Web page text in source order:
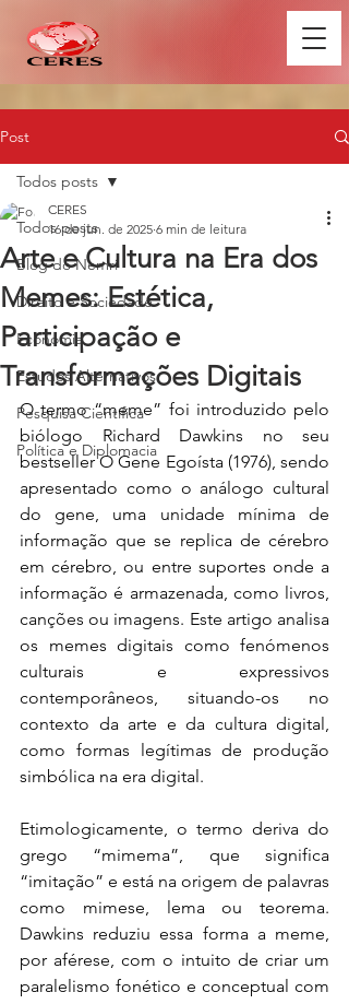
Post
Todos posts
Blog do Nemri
Direito e Sociedade
Economia
Estudos Alternativos
Pesquisa Científica
Política e Diplomacia
Todos posts
Arte e Cultura na Era dos
Memes: Estética,
Participação e
Transformações Digitais
CERES
16 de jun. de 2025 6 min de leitura
O termo “meme” foi introduzido pelo
biólogo Richard Dawkins no seu
bestseller O Gene Egoísta (1976), sendo
apresentado como o análogo cultural
do gene, uma unidade mínima de
informação que se replica de cérebro
em cérebro, ou entre suportes onde a
informação é armazenada, como livros,
canções ou imagens. Este artigo analisa
os memes digitais como fenómenos
culturais e expressivos
contemporâneos, situando-os no
contexto da arte e da cultura digital,
como formas legítimas de produção
simbólica na era digital.
Etimologicamente, o termo deriva do
grego “mimema”, que significa
“imitação” e está na origem de palavras
como mimese, lema ou teorema.
Dawkins reduziu essa forma a meme,
por aférese, com o intuito de criar um
paralelismo fonético e conceptual com